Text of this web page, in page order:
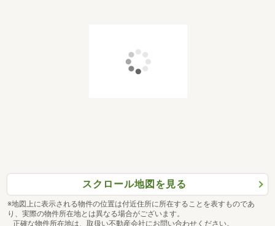
スクロール地図を見る
※地図上に表示される物件の位置は付近住所に所在することを表すものであ
り、実際の物件所在地とは異なる場合がございます。
正確な物件所在地は、取扱い不動産会社にお問い合わせください。